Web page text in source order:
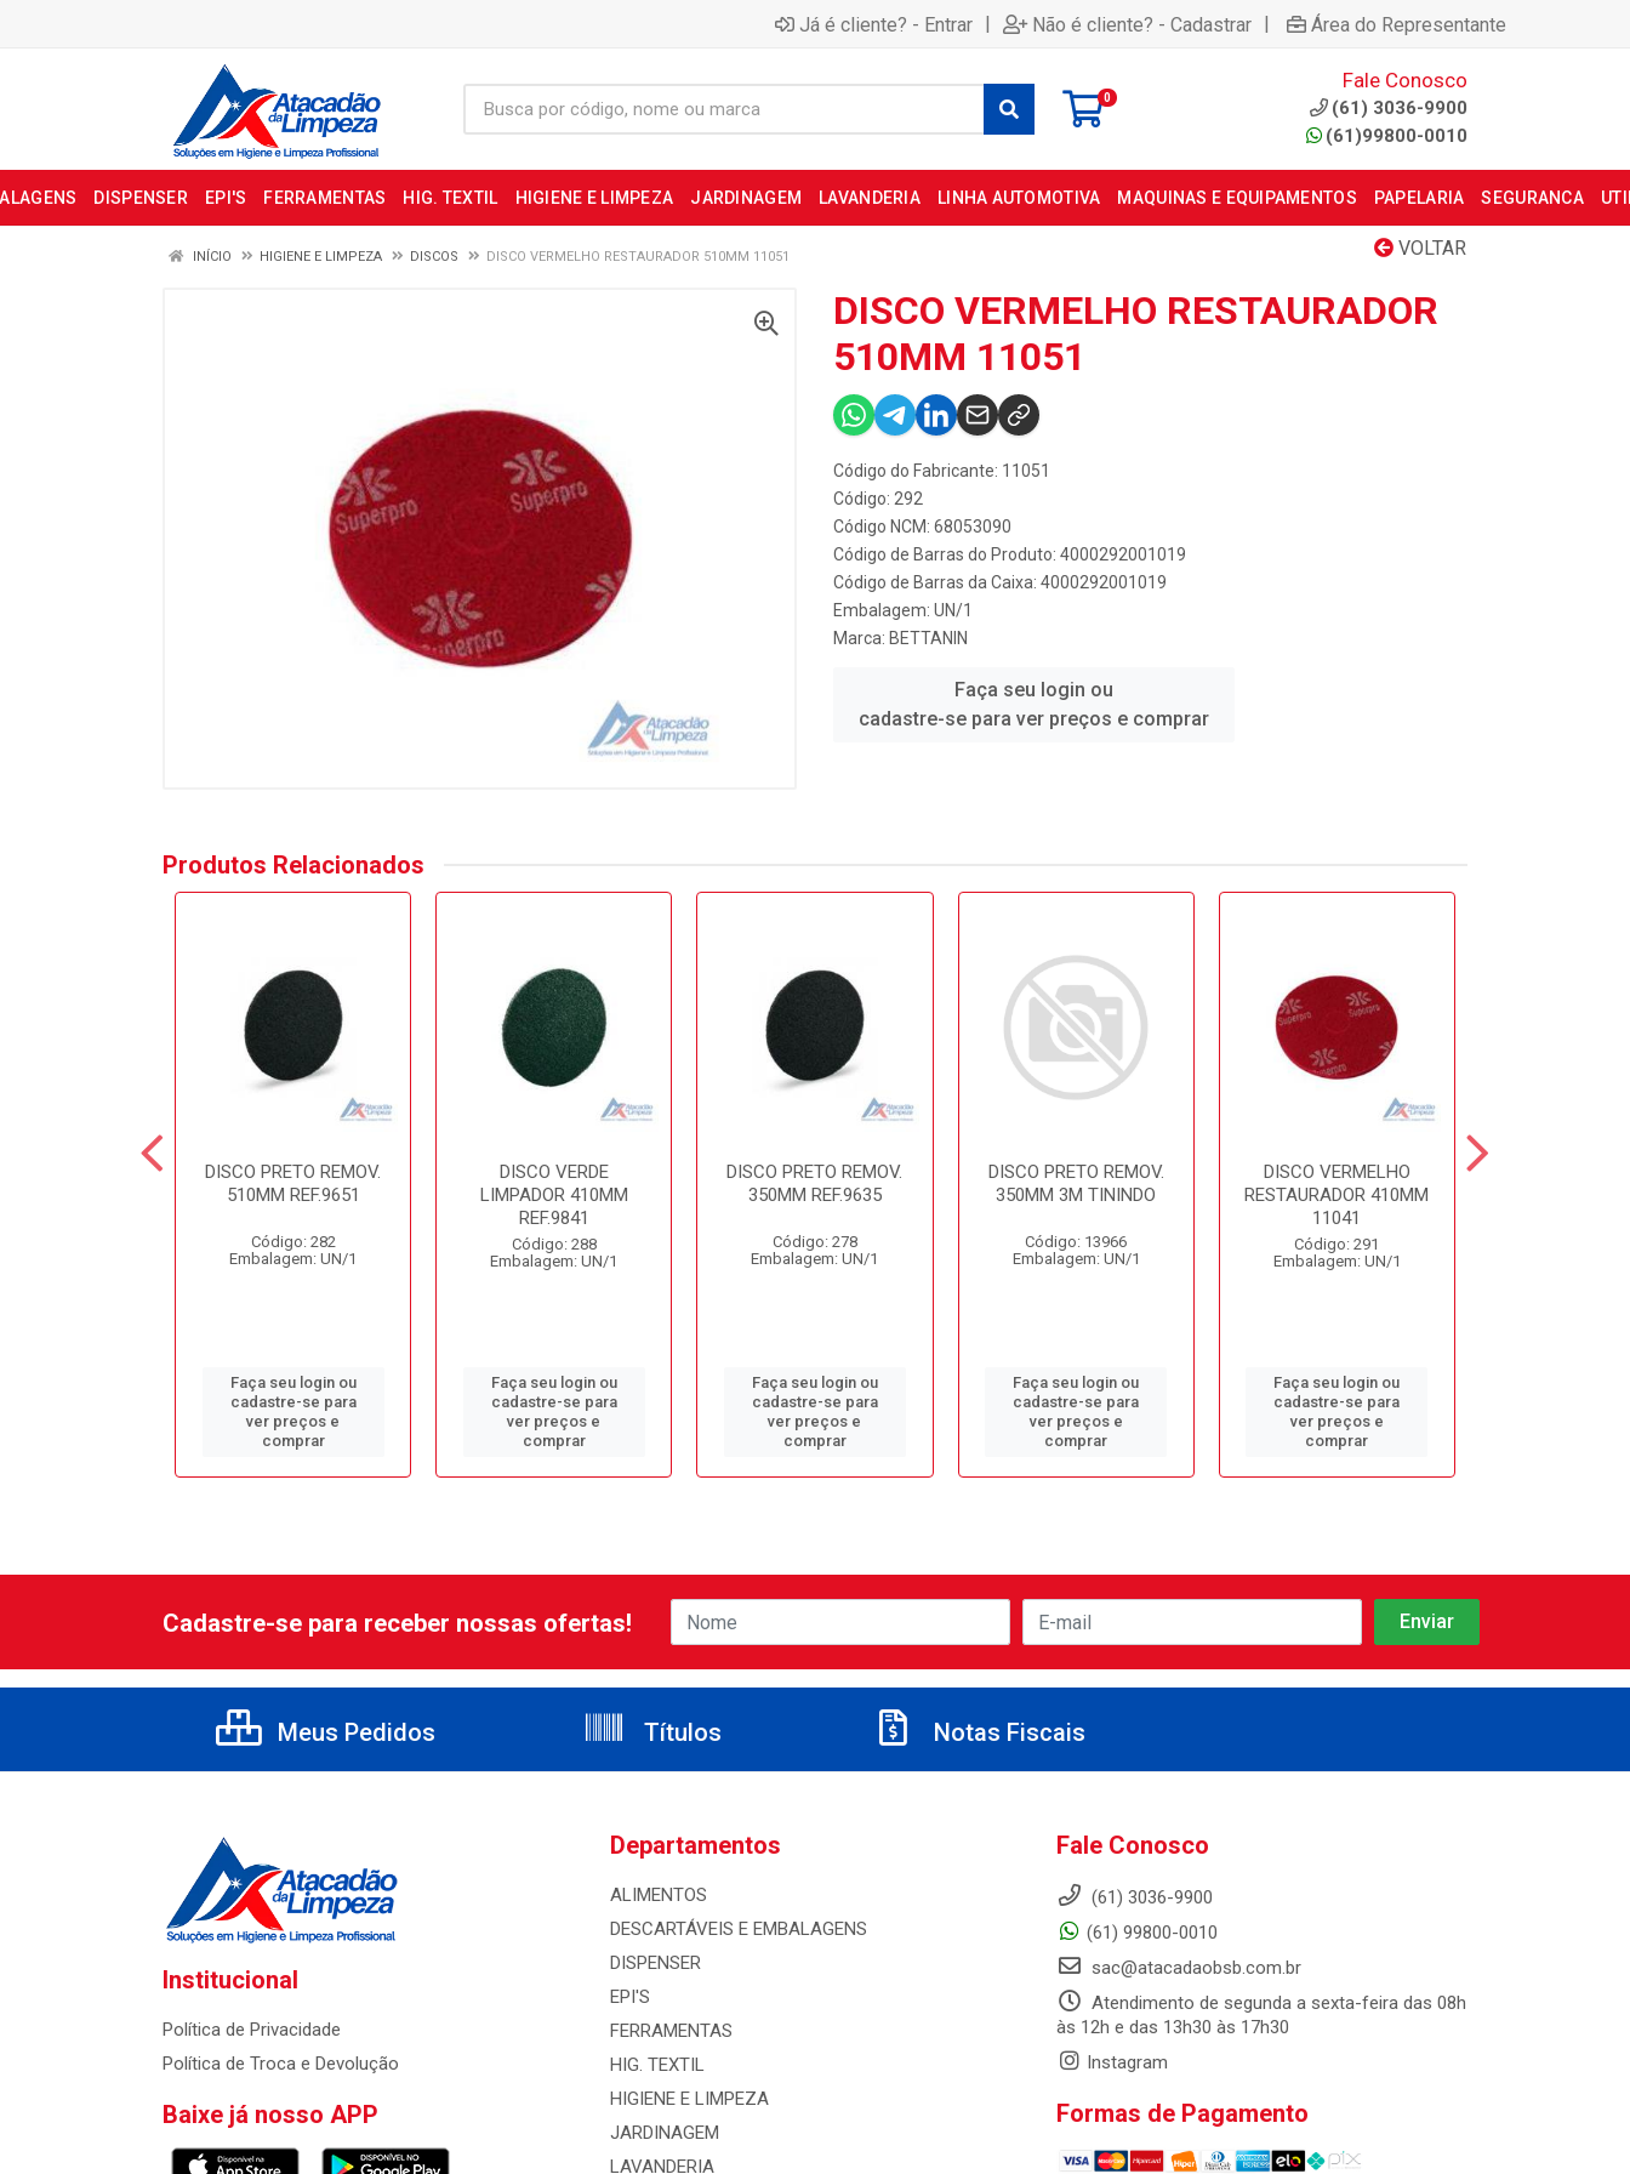
Já é cliente? - Entrar | Não é cliente? - Cadastrar | Área do Representante
0
Fale Conosco
(61) 3036-9900
(61)99800-0010
DISPENSER EPI'S FERRAMENTAS HIG. TEXTIL HIGIENE E LIMPEZA JARDINAGEM LAVANDERIA LINHA AUTOMOTIVA MAQUINAS E EQUIPAMENTOS PAPELARIA SEGURANCA
VOLTAR
INÍCIO HIGIENE E LIMPEZA DISCOS DISCO VERMELHO RESTAURADOR 510MM 11051
DISCO VERMELHO RESTAURADOR
510MM 11051
Código do Fabricante: 11051
Código: 292
Código NCM: 68053090
Código de Barras do Produto: 4000292001019
Código de Barras da Caixa: 4000292001019
Embalagem: UN/1
Marca: BETTANIN
Faça seu login ou
cadastre-se para ver preços e comprar
Produtos Relacionados
DISCO PRETO REMOV.
510MM REF.9651
Código: 282
Embalagem: UN/1
Faça seu login ou
cadastre-se para
ver preços e
comprar
DISCO VERDE
LIMPADOR 410MM
REF.9841
Código: 288
Embalagem: UN/1
Faça seu login ou
cadastre-se para
ver preços e
comprar
DISCO PRETO REMOV.
350MM REF.9635
Código: 278
Embalagem: UN/1
Faça seu login ou
cadastre-se para
ver preços e
comprar
DISCO PRETO REMOV.
350MM 3M TININDO
Código: 13966
Embalagem: UN/1
Faça seu login ou
cadastre-se para
ver preços e
comprar
DISCO VERMELHO
RESTAURADOR 410MM
11041
Código: 291
Embalagem: UN/1
Faça seu login ou
cadastre-se para
ver preços e
comprar
Cadastre-se para receber nossas ofertas!
Meus Pedidos Títulos Notas Fiscais
Institucional
Política de Privacidade
Política de Troca e Devolução
Baixe já nosso APP
Departamentos
ALIMENTOS
DESCARTÁVEIS E EMBALAGENS
DISPENSER
EPI'S
FERRAMENTAS
HIG. TEXTIL
HIGIENE E LIMPEZA
JARDINAGEM
LAVANDERIA
Fale Conosco
(61) 3036-9900
(61) 99800-0010
sac@atacadaobsb.com.br
Atendimento de segunda a sexta-feira das 08h
às 12h e das 13h30 às 17h30
Instagram
Formas de Pagamento